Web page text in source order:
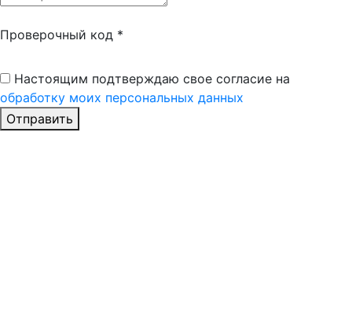
Проверочный код *
Настоящим подтверждаю свое согласие на
обработку моих персональных данных
Отправить